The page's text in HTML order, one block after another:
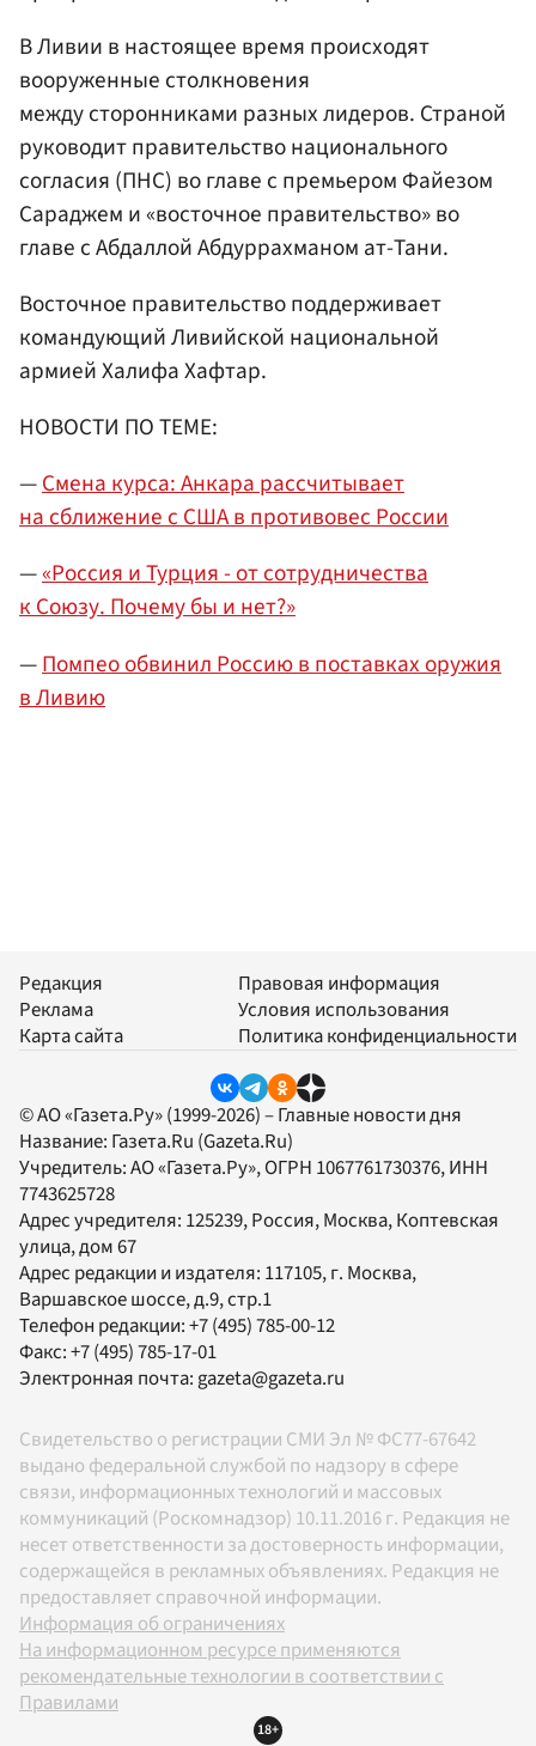
В Ливии в настоящее время происходят
вооруженные столкновения
между сторонниками разных лидеров. Страной
руководит правительство национального
согласия (ПНС) во главе с премьером Файезом
Сараджем и «восточное правительство» во
главе с Абдаллой Абдуррахманом ат-Тани.
Восточное правительство поддерживает
командующий Ливийской национальной
армией Халифа Хафтар.
НОВОСТИ ПО ТЕМЕ:
—Смена курса: Анкара рассчитывает
на сближение с США в противовес России
—«Россия и Турция - от сотрудничества
к Союзу. Почему бы и нет?»
—Помпео обвинил Россию в поставках оружия
в Ливию
Редакция
Реклама
Карта сайта
Правовая информация
Условия использования
Политика конфиденциальности
© АО «Газета.Ру» (1999-2026) – Главные новости дня
Название: Газета.Ru (Gazeta.Ru)
Учредитель:АО «Газета.Ру», ОГРН 1067761730376, ИНН
7743625728
Адрес учредителя: 125239, Россия, Москва, Коптевская
улица, дом 67
Адрес редакции и издателя: 117105, г. Москва,
Варшавское шоссе, д.9, стр.1
Телефон редакции:+7 (495) 785-00-12
Факс:+7 (495) 785-17-01
Электронная почта:gazeta@gazeta.ru
Свидетельство о регистрации СМИ Эл № ФС77-67642
выдано федеральной службой по надзору в сфере
связи, информационных технологий и массовых
коммуникаций (Роскомнадзор) 10.11.2016 г. Редакция не
несет ответственности за достоверность информации,
содержащейся в рекламных объявлениях. Редакция не
предоставляет справочной информации.
Информация об ограничениях
На информационном ресурсе применяются
рекомендательные технологии в соответствии с
Правилами
18+